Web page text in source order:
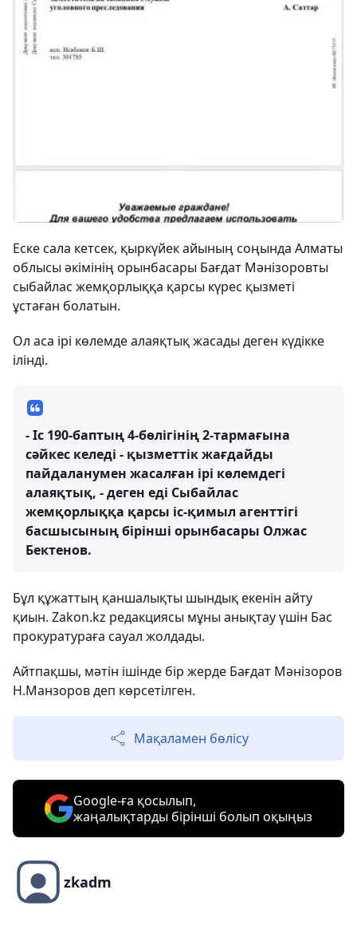
Еске сала кетсек, қыркүйек айының соңында Алматы
облысы әкімінің орынбасары Бағдат Мәнізоровты
сыбайлас жемқорлыққа қарсы күрес қызметі
ұстаған болатын.
Ол аса ірі көлемде алаяқтық жасады деген күдікке
ілінді.
- Іс 190-баптың 4-бөлігінің 2-тармағына
сәйкес келеді - қызметтік жағдайды
пайдаланумен жасалған ірі көлемдегі
алаяқтық, - деген еді Сыбайлас
жемқорлыққа қарсы іс-қимыл агенттігі
басшысының бірінші орынбасары Олжас
Бектенов.
Бұл құжаттың қаншалықты шындық екенін айту
қиын. Zakon.kz редакциясы мұны анықтау үшін Бас
прокуратураға сауал жолдады.
Айтпақшы, мәтін ішінде бір жерде Бағдат Мәнізоров
Н.Манзоров деп көрсетілген.
Мақаламен бөлісу
Google-ға қосылып,
жаңалықтарды бірінші болып оқыңыз
zkadm